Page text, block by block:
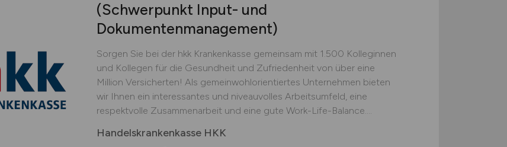
(Schwerpunkt Input- und
Dokumentenmanagement)
Sorgen Sie bei der hkk Krankenkasse gemeinsam mit 1.500 Kolleginnen
und Kollegen für die Gesundheit und Zufriedenheit von über eine
Million Versicherten! Als gemeinwohlorientiertes Unternehmen bieten
wir Ihnen ein interessantes und niveauvolles Arbeitsumfeld, eine
respektvolle Zusammenarbeit und eine gute Work-Life-Balance....
Handelskrankenkasse HKK